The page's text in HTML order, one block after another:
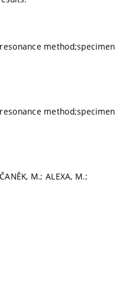
method;specimen
method;specimen
M.; ALEXA, M.;